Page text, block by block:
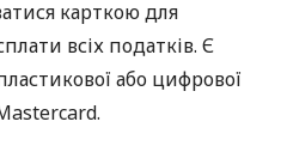
карткою для
всіх податків. Є
або цифрової